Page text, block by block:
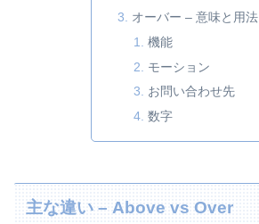
オーバー – 意味と用法
機能
モーション
お問い合わせ先
数字
主な違い – Above vs Over